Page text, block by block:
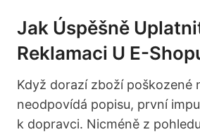
Jak Úspěšně
Reklamaci U E-
Když dorazí zboží poškozené
neodpovídá popisu, první
k dopravci. Nicméně z